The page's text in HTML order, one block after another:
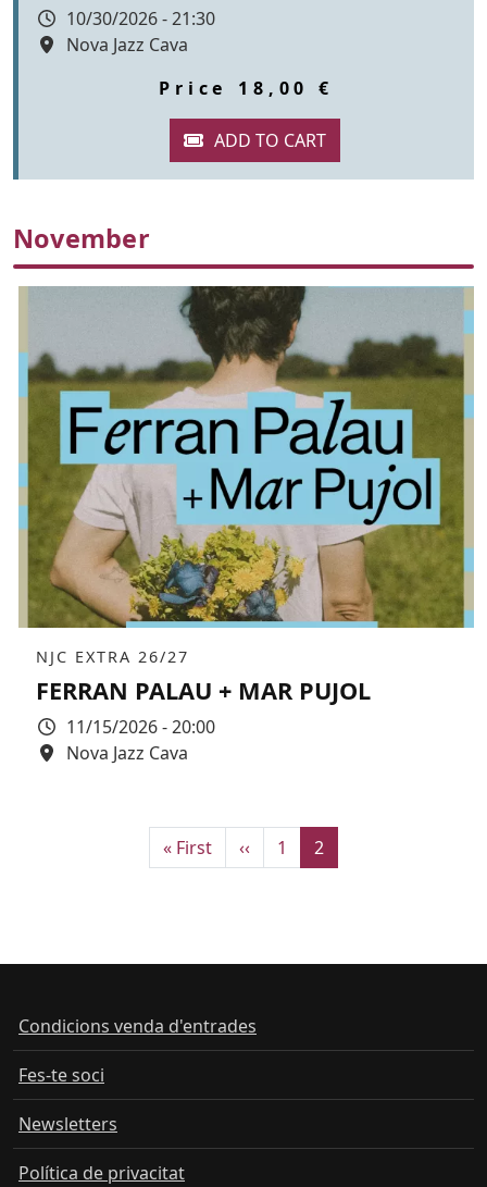
Data
10/30/2026 - 21:30
Espai
Nova Jazz Cava
Price 18,00 €
November
Àmbit
NJC EXTRA 26/27
FERRAN PALAU + MAR PUJOL
Data
11/15/2026 - 20:00
Espai
Nova Jazz Cava
First page
« First Previous page
‹‹ Page
1 Current page
2
Condicions venda d'entrades
Fes-te soci
Newsletters
Política de privacitat